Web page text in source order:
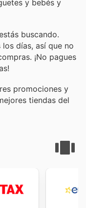
y bebés y
buscando.
días, así que no
¡No pagues
promociones y
tiendas del